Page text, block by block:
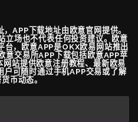
APP下载地址由欧意官网提供。
立场也不代表任何投资建议。欧意
台，欧意APP是OKX欧易网站推出
意交易所APP下载包括欧意APP苹
站提供欧意注册教程、最新欧易
户可随时通过手机APP交易或了解
币动态。